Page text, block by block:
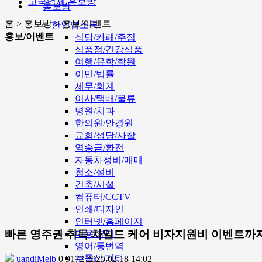
홍보방
한인업소록
식당/카페/주점
식품점/건강식품
여행/유학/학원
이민/법률
세무/회계
이사/택배/물류
병원/치과
한의원/안경원
교회/성당/사찰
역송금/환전
자동차정비/매매
청소/설비
건축/시설
컴퓨터/CCTV
인쇄/디자인
인터넷/홈페이지
미용/뷰티
영어/통번역
부동산/기타
홈 > 홍보방 > 홍보/이벤트
홍보/이벤트
빠른 영주권 취득 차일드 케어 비자지원비 이벤트까
uandiMelb 0 91722025.02.18 14:02